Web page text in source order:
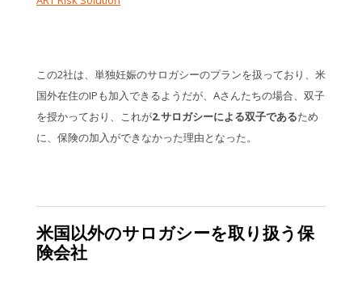
この2社は、単独妊娠のサロガシーのプランを扱っており、米
国外在住のIPも加入できるようだが、Aさんたちの場合、双子
を授かっており、これが2.サロガシーによる双子であるため
に、保険の加入ができなかった理由となった。
米国以外のサロガシーを取り扱う保
険会社